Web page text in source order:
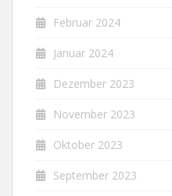
Februar 2024
Januar 2024
Dezember 2023
November 2023
Oktober 2023
September 2023